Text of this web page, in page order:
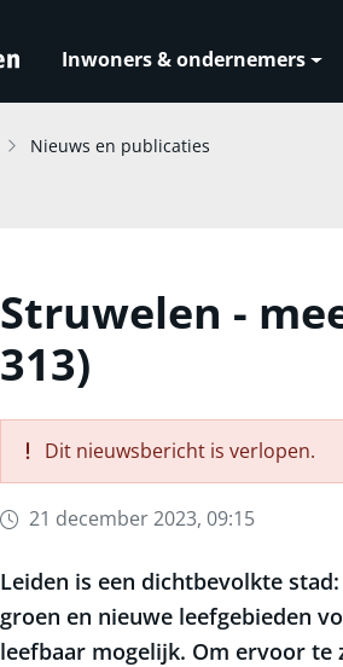
Inwoners & ondernemers
Nieuws en publicaties
Struwelen -
313)
Dit nieuwsbericht is verlopen.
21 december 2023, 09:15
Leiden is een dichtbevolkte
groen en nieuwe leefgebieden
leefbaar mogelijk. Om ervoor te